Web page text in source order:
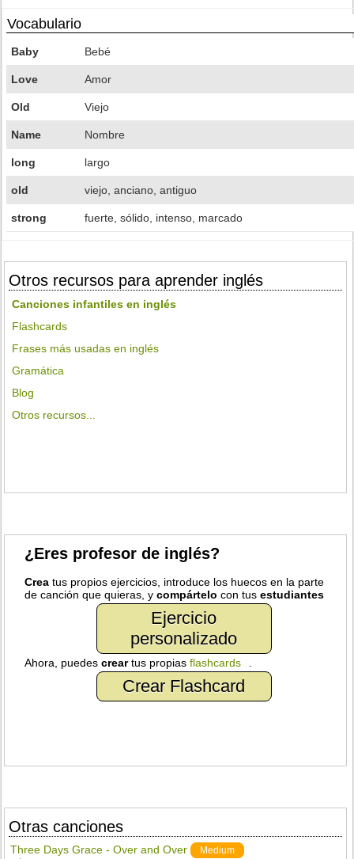
Vocabulario
Baby Bebé
Love Amor
Old Viejo
Name Nombre
long largo
old viejo, anciano, antiguo
strong fuerte, sólido, intenso, marcado
Otros recursos para aprender inglés
Canciones infantiles en inglés
Flashcards
Frases más usadas en inglés
Gramática
Blog
Otros recursos...
¿Eres profesor de inglés?
Crea tus propios ejercicios, introduce los huecos en la parte
de canción que quieras, ycompártelo con tusestudiantes
Ejercicio
personalizado
Ahora, puedescreartus propiasflashcards
Crear Flashcard
Otras canciones
Three Days Grace - Over and Over Medium